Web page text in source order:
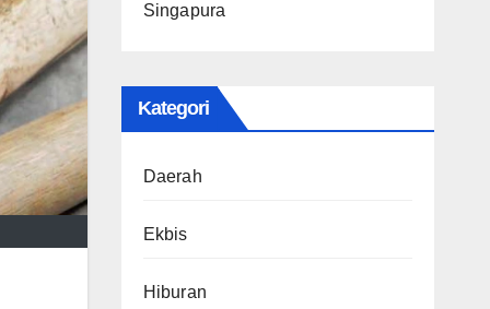
Singapura
Kategori
Daerah
Ekbis
Hiburan